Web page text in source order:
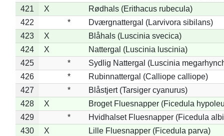
421
X
Rødhals (Erithacus rubecula)
422
*
Dværgnattergal (Larvivora sibilans)
423
X
Blåhals (Luscinia svecica)
424
X
Nattergal (Luscinia luscinia)
425
*
Sydlig Nattergal (Luscinia
426
*
Rubinnattergal (Calliope calliope)
427
*
Blåstjert (Tarsiger cyanurus)
428
X
Broget Fluesnapper (Ficedula
429
*
Hvidhalset Fluesnapper (Ficedula
430
X
Lille Fluesnapper (Ficedula parva)